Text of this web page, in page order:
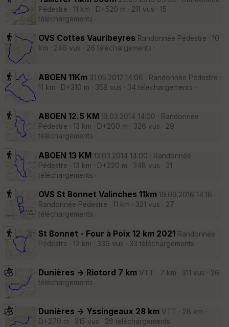
Pédestre · 11 km · D+520 m · 211 vus · 15
téléchargements ·
OVS Cottes Vauribeyres Randonnée Pédestre · 10
km · 246 vus · 26 téléchargements ·
ABOEN 11Km 31.05.2012 14:06 · Randonnée Pédestre ·
11 km · D+310 m · 358 vus · 34 téléchargements ·
ABOEN 12.5 KM 13.03.2014 14:00 · Randonnée
Pédestre · 13 km · D+200 m · 326 vus · 29
téléchargements ·
ABOEN 13 KM 13.03.2014 14:00 · Randonnée
Pédestre · 13 km · D+220 m · 348 vus · 31
téléchargements ·
OVS St Bonnet Valinches 11km 19.09.2016 14:16 ·
Randonnée Pédestre · 11 km · 321 vus · 27
téléchargements ·
St Bonnet - Four à Poix 12 km 2021 Randonnée
Pédestre · 12 km · 336 vus · 33 téléchargements ·
Dunières -> Riotord 7 km VTT · 7 km · 311 vus · 26
téléchargements ·
Dunières -> Yssingeaux 28 km VTT · 28 km ·
D+270 m · 315 vus · 26 téléchargements ·